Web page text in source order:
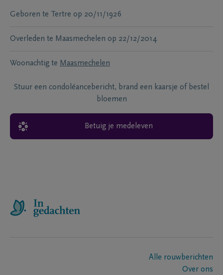
Geboren te Tertre op 20/11/1926
Overleden te Maasmechelen op 22/12/2014
Woonachtig te Maasmechelen
Stuur een condoléancebericht, brand een kaarsje of bestel
bloemen
Betuig je medeleven
Alle rouwberichten
Over ons